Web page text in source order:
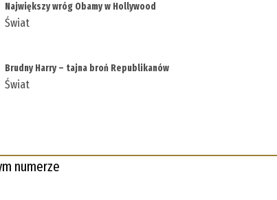
Największy wróg Obamy w Hollywood
Świat
Brudny Harry – tajna broń Republikanów
Świat
numerze